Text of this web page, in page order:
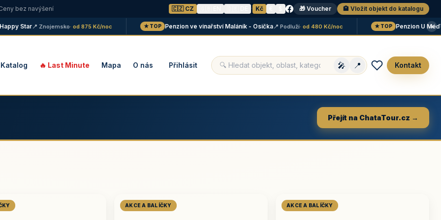
bez navýšení 🇨🇿 CZ · Kč 🎁 Voucher 🏨 Vložit objekt do katalogu
Star📍 Znojemsko· od 875 Kč/noc ★ TOP Penzion ve vinařství Maláník - Osička📍 Podluží· od 480 Kč/noc ★ TOP Penzion U Méďů📍
×
Katalog 🔥 Last Minute Mapa O nás Přihlásit 🎤 📍 Kontakt
Přejít na ChataTour.cz →
AKCE A BALÍČKY AKCE A BALÍČKY